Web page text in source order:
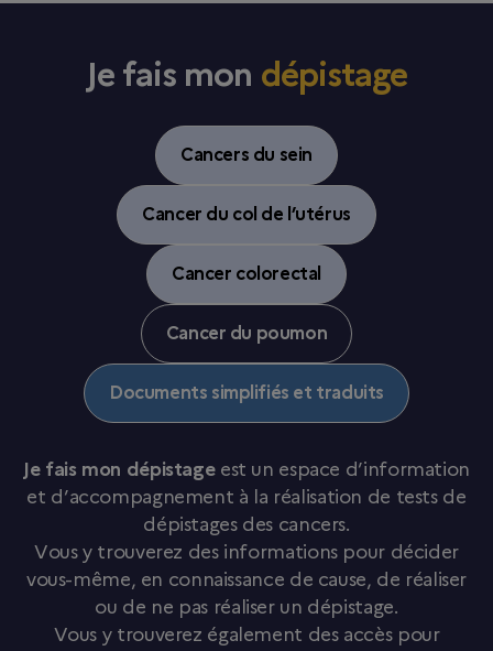
Je fais mon dépistage
Cancers du sein
Cancer du col de l’utérus
Cancer colorectal
Cancer du poumon
Documents simplifiés et traduits
Je fais mon dépistageest un espace d’information
et d’accompagnement à la réalisation de tests de
dépistages des cancers.
Vous y trouverez des informations pour décider
vous-même, en connaissance de cause, de réaliser
ou de ne pas réaliser un dépistage.
Vous y trouverez également des accès pour